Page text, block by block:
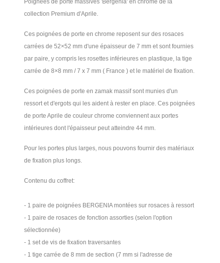
Poignées de porte massives 'Bergenia' en chrome de la
collection Premium d'Aprile.
Ces poignées de porte en chrome reposent sur des rosaces
carrées de 52×52 mm d'une épaisseur de 7 mm et sont fournies
par paire, y compris les rosettes inférieures en plastique, la tige
carrée de 8×8 mm / 7 x 7 mm ( France ) et le matériel de fixation.
Ces poignées de porte en zamak massif sont munies d'un
ressort et d'ergots qui les aident à rester en place. Ces poignées
de porte Aprile de couleur chrome conviennent aux portes
intérieures dont l'épaisseur peut atteindre 44 mm.
Pour les portes plus larges, nous pouvons fournir des matériaux
de fixation plus longs.
Contenu du coffret:
- 1 paire de poignées BERGENIA montées sur rosaces à ressort
- 1 paire de rosaces de fonction assorties (selon l'option
sélectionnée)
- 1 set de vis de fixation traversantes
- 1 tige carrée de 8 mm de section (7 mm si l'adresse de